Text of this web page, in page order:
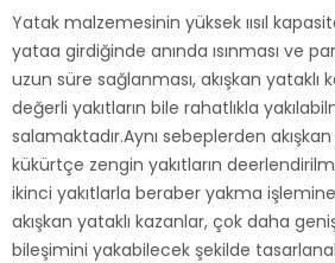
Yatak malzemesinin yüksek ıısıl
yataa girdiğinde anında ısınması ve
uzun süre sağlanması, akışkan yataklı
değerli yakıtların bile rahatlıkla
salamaktadır.Aynı sebeplerden
kükürtçe zengin yakıtların
ikinci yakıtlarla beraber yakma
akışkan yataklı kazanlar, çok daha
bileşimini yakabilecek şekilde